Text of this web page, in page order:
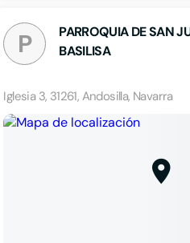
P
PARROQUIA DE SAN
BASILISA
Iglesia 3, 31261, Andosilla, Navarra